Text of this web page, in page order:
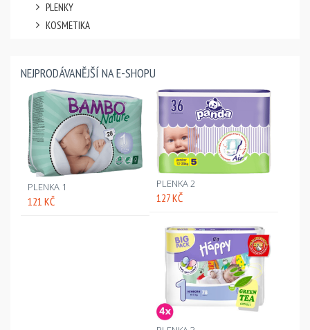
PLENKY
KOSMETIKA
NEJPRODÁVANĚJŠÍ NA E-SHOPU
PLENKA 1
121 KČ
PLENKA 2
127 KČ